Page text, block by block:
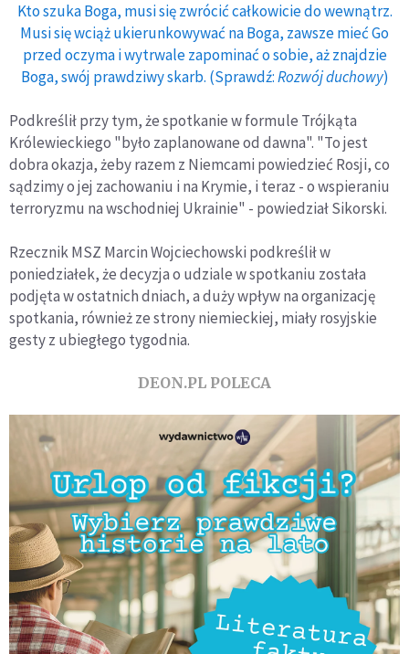
Kto szuka Boga, musi się zwrócić całkowicie do wewnątrz.
Musi się wciąż ukierunkowywać na Boga, zawsze mieć Go
przed oczyma i wytrwale zapominać o sobie, aż znajdzie
Boga, swój prawdziwy skarb. (Sprawdź:Rozwój duchowy)
Podkreślił przy tym, że spotkanie w formule Trójkąta
Królewieckiego "było zaplanowane od dawna". "To jest
dobra okazja, żeby razem z Niemcami powiedzieć Rosji, co
sądzimy o jej zachowaniu i na Krymie, i teraz - o wspieraniu
terroryzmu na wschodniej Ukrainie" - powiedział Sikorski.
Rzecznik MSZ Marcin Wojciechowski podkreślił w
poniedziałek, że decyzja o udziale w spotkaniu została
podjęta w ostatnich dniach, a duży wpływ na organizację
spotkania, również ze strony niemieckiej, miały rosyjskie
gesty z ubiegłego tygodnia.
DEON.PL POLECA